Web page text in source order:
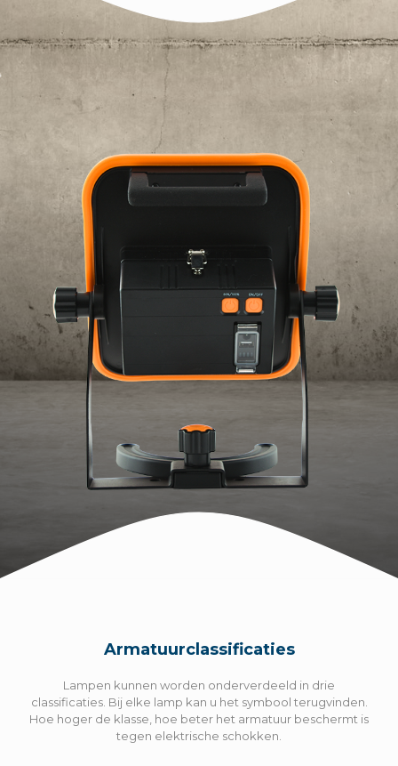
Armatuurclassificaties
Lampen kunnen worden onderverdeeld in drie
classificaties. Bij elke lamp kan u het symbool terugvinden.
Hoe hoger de klasse, hoe beter het armatuur beschermt is
tegen elektrische schokken.